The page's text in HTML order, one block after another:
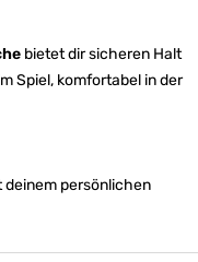
bietet dir sicheren Halt
Spiel, komfortabel in der
deinem persönlichen